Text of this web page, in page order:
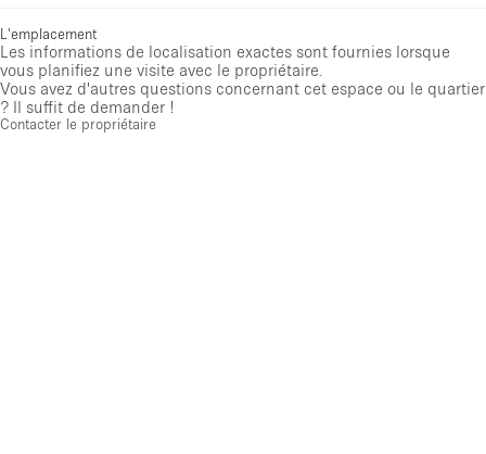
L'emplacement
Les informations de localisation exactes sont fournies lorsque
vous planifiez une visite avec le propriétaire.
Vous avez d'autres questions concernant cet espace ou le quartier
? Il suffit de demander !
Contacter le propriétaire